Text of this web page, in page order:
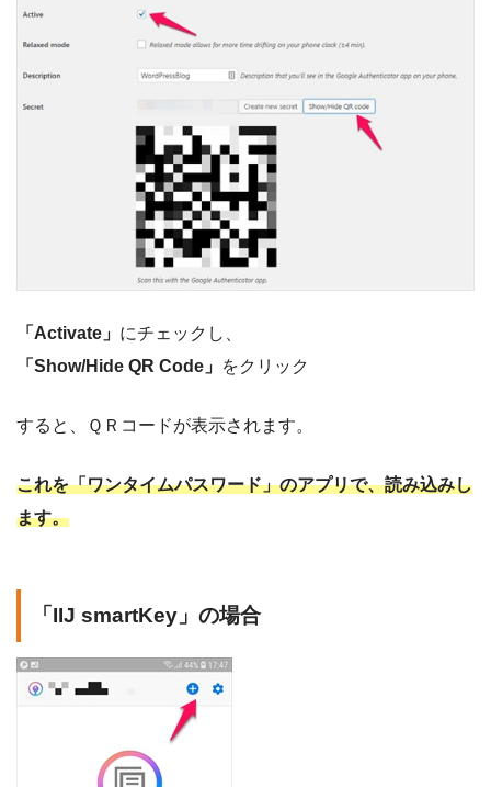
「Activate」 にチェックし、
「Show/Hide QR Code」 をクリック
すると、ＱＲコードが表示されます。
これを「ワンタイムパスワード」のアプリで、読み込みし
ます。
「IIJ smartKey」の場合